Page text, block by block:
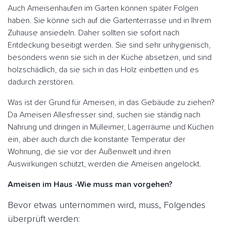
Auch Ameisenhaufen im Garten können später Folgen
haben. Sie könne sich auf die Gartenterrasse und in Ihrem
Zuhause ansiedeln. Daher sollten sie sofort nach
Entdeckung beseitigt werden. Sie sind sehr unhygienisch,
besonders wenn sie sich in der Küche absetzen, und sind
holzschädlich, da sie sich in das Holz einbetten und es
dadurch zerstören.
Was ist der Grund für Ameisen, in das Gebäude zu ziehen?
Da Ameisen Allesfresser sind, suchen sie ständig nach
Nahrung und dringen in Mülleimer, Lagerräume und Küchen
ein, aber auch durch die konstante Temperatur der
Wohnung, die sie vor der Außenwelt und ihren
Auswirkungen schützt, werden die Ameisen angelockt.
Ameisen im Haus -Wie muss man vorgehen?
Bevor etwas unternommen wird, muss, Folgendes
überprüft werden: